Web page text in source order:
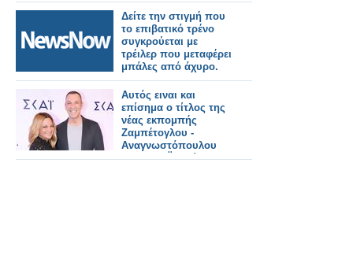
Δείτε την στιγμή που
το επιβατικό τρένο
συγκρούεται με
τρέιλερ που μεταφέρει
μπάλες από άχυρο.
Αυτός ειναι και
επίσημα ο τίτλος της
νέας εκπομπής
Ζαμπέτογλου -
Αναγνωστόπουλου
στον ΣΚΑΪ - Δείτε το